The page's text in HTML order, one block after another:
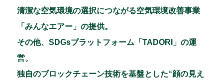
清潔な空気環境の選択につながる空気環境改善事業
「みんなエアー」の提供。
その他、SDGsプラットフォーム「TADORI」の運
営。
独自のブロックチェーン技術を基盤とした“顔の見え